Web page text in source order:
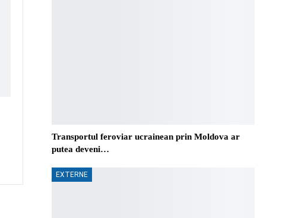
Transportul feroviar ucrainean prin Moldova ar
putea deveni…
EXTERNE